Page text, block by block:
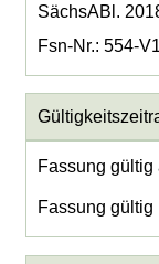
SächsABl.
Fsn-Nr.: 554-
Fassung gültig
Fassung gültig